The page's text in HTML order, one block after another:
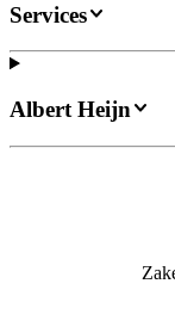
Services
Albert Heijn